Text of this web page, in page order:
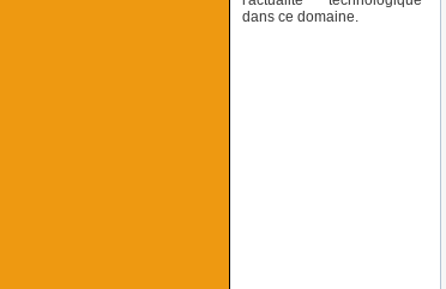
dans ce domaine.